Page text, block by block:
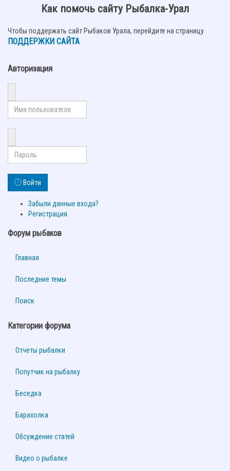
Как помочь сайту Рыбалка-Урал
Чтобы поддержать сайт Рыбаков Урала, перейдите на страницу
ПОДДЕРЖКИ САЙТА
Авторизация
Войти
Забыли данные входа?
Регистрация
Форум рыбаков
Главная
Последние темы
Поиск
Категории форума
Отчеты рыбалки
Попутчик на рыбалку
Беседка
Барахолка
Обсуждение статей
Видео о рыбалке